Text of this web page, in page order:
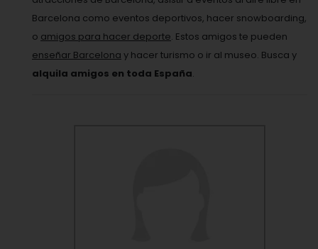
Barcelona como eventos deportivos, hacer snowboarding,
o amigos para hacer deporte. Estos amigos te pueden
enseñar Barcelona y hacer turismo o ir al museo. Busca y
alquila amigos en toda España.